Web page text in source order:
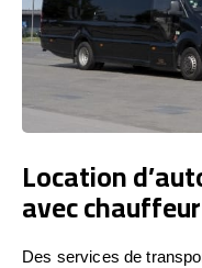
Location
avec
Des services de